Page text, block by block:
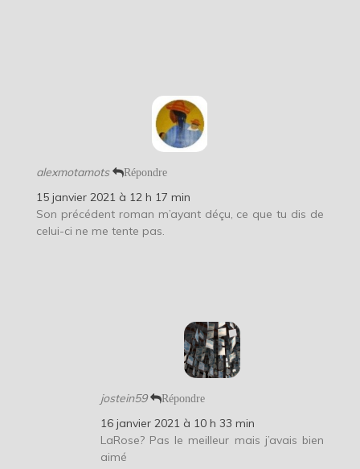
alexmotamots Répondre
15 janvier 2021 à 12 h 17 min
Son précédent roman m’ayant déçu, ce que tu dis de
celui-ci ne me tente pas.
jostein59 Répondre
16 janvier 2021 à 10 h 33 min
LaRose? Pas le meilleur mais j’avais bien
aimé